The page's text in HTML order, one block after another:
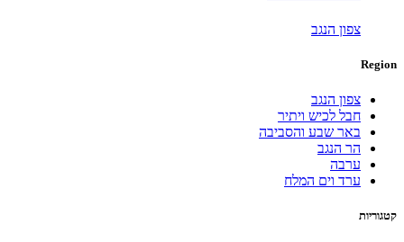
צפון הנגב
Region
צפון הנגב
חבל לכיש ויתיר
באר שבע והסביבה
הר הנגב
ערבה
ערד וים המלח
קטגוריות